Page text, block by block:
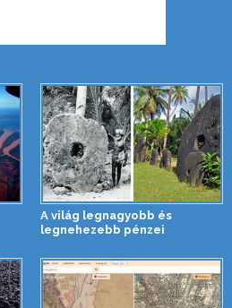
A világ legnagyobb és
legnehezebb pénzei